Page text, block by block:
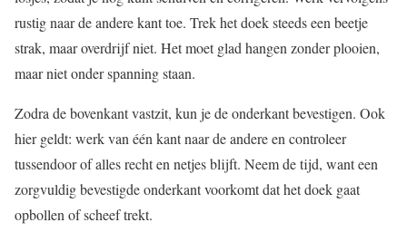
rustig naar de andere kant toe. Trek het doek steeds een beetje
strak, maar overdrijf niet. Het moet glad hangen zonder plooien,
maar niet onder spanning staan.
Zodra de bovenkant vastzit, kun je de onderkant bevestigen. Ook
hier geldt: werk van één kant naar de andere en controleer
tussendoor of alles recht en netjes blijft. Neem de tijd, want een
zorgvuldig bevestigde onderkant voorkomt dat het doek gaat
opbollen of scheef trekt.